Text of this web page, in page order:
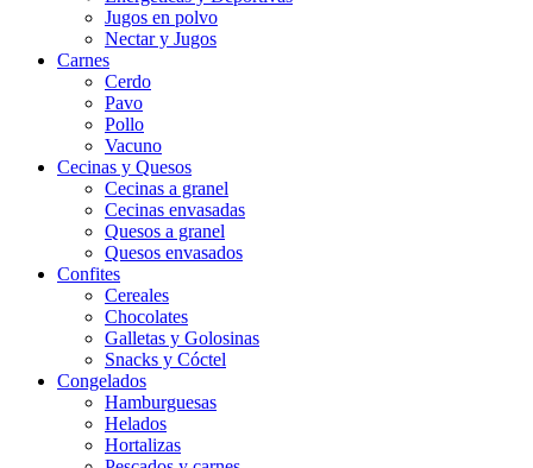
Jugos en polvo
Nectar y Jugos
Carnes
Cerdo
Pavo
Pollo
Vacuno
Cecinas y Quesos
Cecinas a granel
Cecinas envasadas
Quesos a granel
Quesos envasados
Confites
Cereales
Chocolates
Galletas y Golosinas
Snacks y Cóctel
Congelados
Hamburguesas
Helados
Hortalizas